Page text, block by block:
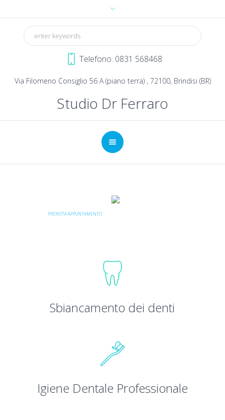
Telefono: 0831 568468
Via Filomeno Consiglio 56 A (piano terra) , 72100, Brindisi (BR)
Studio Dr Ferraro
La prima visita dei bambini a partire dai 4 anni
PRENOTA APPUNTAMENTO
Sbiancamento dei denti
Igiene Dentale Professionale